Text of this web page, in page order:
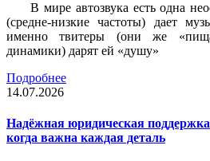
В мире автозвука есть одна
(средне-низкие частоты) дает
именно твитеры (они же
динамики) дарят ей «душу»
Подробнее
14.07.2026
Надёжная юридическая
когда важна каждая деталь